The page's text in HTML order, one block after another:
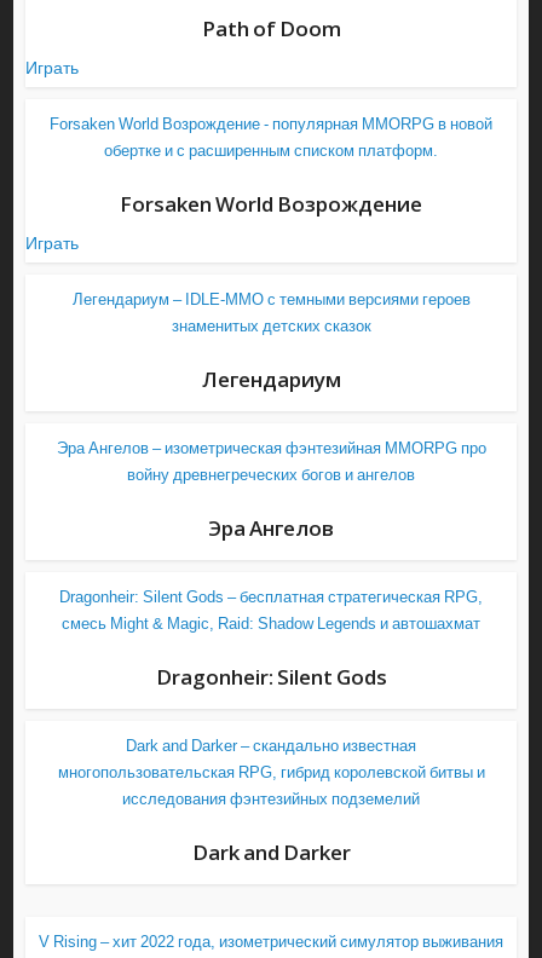
Path of Doom
Играть
Forsaken World Возрождение - популярная MMORPG в новой
обертке и с расширенным списком платформ.
Forsaken World Возрождение
Играть
Легендариум – IDLE-MMO с темными версиями героев
знаменитых детских сказок
Легендариум
Эра Ангелов – изометрическая фэнтезийная MMORPG про
войну древнегреческих богов и ангелов
Эра Ангелов
Dragonheir: Silent Gods – бесплатная стратегическая RPG,
смесь Might & Magic, Raid: Shadow Legends и автошахмат
Dragonheir: Silent Gods
Dark and Darker – скандально известная
многопользовательская RPG, гибрид королевской битвы и
исследования фэнтезийных подземелий
Dark and Darker
V Rising – хит 2022 года, изометрический симулятор выживания